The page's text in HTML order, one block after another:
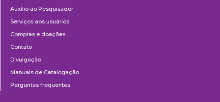
Auxílio ao Pesquisador
Serviços aos usuários
Compras e doações
Contato
Divulgação
Manuais de Catalogação
Perguntas frequentes